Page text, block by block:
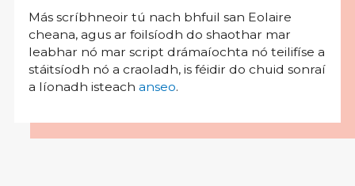
Más scríbhneoir tú nach bhfuil san Eolaire
cheana, agus ar foilsíodh do shaothar mar
leabhar nó mar script drámaíochta nó teilifíse a
stáitsíodh nó a craoladh, is féidir do chuid sonraí
a líonadh isteach anseo.